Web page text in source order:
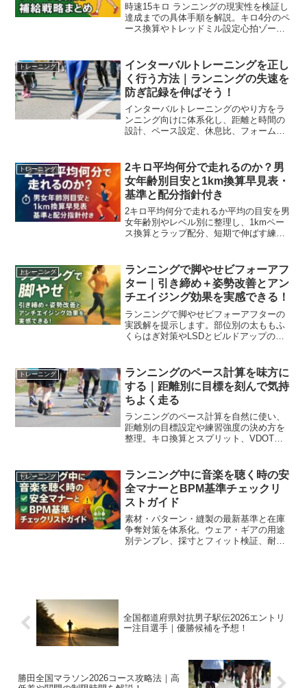
時速15キロ ランニングの現実性を検証し
達成までの具体手順を解説。キロ4分のペ
ース換算やトレッドミル設定心拍ゾーン
羅。
トレーニング
インターバルトレーニングを正し
く行う方法｜ランニングの失速を
防ぎ記録を伸ばそう！
インターバルトレーニングのやり方をラ
ンニング向けに体系化し、距離と時間の
設計、ペース設定、休息比、フォームと
まとめました。
トレーニング
2キロ平均何分で走れるのか？男
女年齢別目安と1km換算早見表・
基準と配分指針付き
2キロ平均何分で走れるか平均の目安を男
女年齢別やレベル別に整理し、1kmペー
ス換算とラップ配分、短期で伸ばす練習
実用ガイド。
トレーニング
ランニングで脚やせビフォーアフ
ター｜引き締め＋姿勢改善とアン
チエイジング効果を実感できる！
ランニングで脚やせビフォーアフターの
実践解を提示します。部位別の太ももふ
くらはぎ対策やLSDとビルドアップの使
のチェックを提供します。
トレーニング
ランニングのペース計算を味方に
する｜距離別に目標を刻んで気持
ちよく走る
ランニングのペース計算を自然に使い、
距離別の目標設定や練習強度の決め方を
整理。キロ換算とスプリット、VDOTや
自分の走りに落とし込みます。
トレーニング
ランニング中に音楽を聴く時の安
全マナーとBPM基準チェックリ
ストガイド
素材・パターン・縫製の最新基準と在庫
争奪対策を体系化。ウェア・ギアの用途
別テンプレ、採寸とフィット検証、耐久
全国都道府県対抗男子駅伝2026エントリ
ー注目選手｜優勝候補を予想！
勝田全国マラソン2026コース攻略法｜高